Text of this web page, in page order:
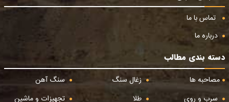
تماس با ما
درباره ما
دسته بندی مطالب
مصاحبه ها
زغال سنگ
سنگ آهن
سرب و روی
طلا تجهیزات و ماشین